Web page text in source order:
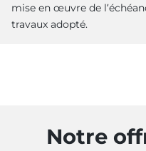
mise en œuvre de
travaux adopté.
Notre